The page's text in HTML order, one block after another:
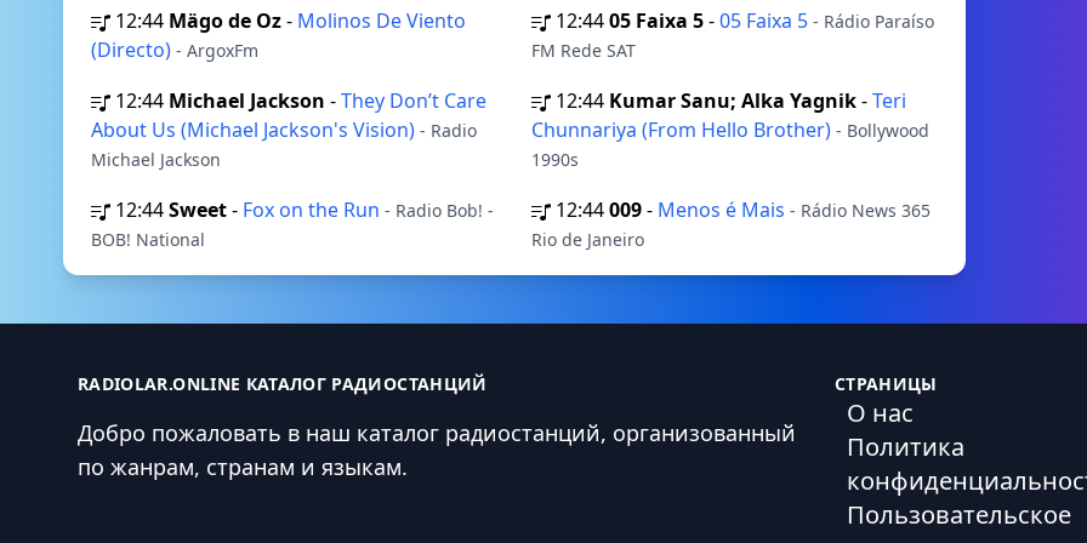
12:44 Mägo de Oz- Molinos De Viento
(Directo) - ArgoxFm
12:4405 Faixa 5-05 Faixa 5 - Rádio Paraíso
FM Rede SAT
12:44 Michael Jackson -They Don’t Care
About Us (Michael Jackson's Vision) - Radio
Michael Jackson
12:44 Kumar Sanu; Alka Yagnik-Teri
Chunnariya (From Hello Brother) - Bollywood
1990s
12:44Sweet- Fox on the Run - Radio Bob! -
BOB! National
12:44009- Menos é Mais - Rádio News 365
Rio de Janeiro
RADIOLAR.ONLINE КАТАЛОГ РАДИОСТАНЦИЙ
Добро пожаловать в наш каталог радиостанций, организованный
по жанрам, странам и языкам.
СТРАНИЦЫ
О нас
Политика
Пользовательское